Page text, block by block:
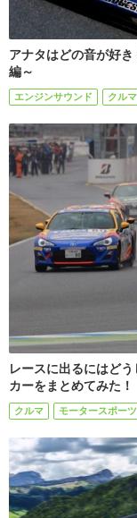
アナタはどの音が好
編～
エンジンサウンド クルマ
レースに出るにはど
カーをまとめてみた！
クルマ モータースポーツ